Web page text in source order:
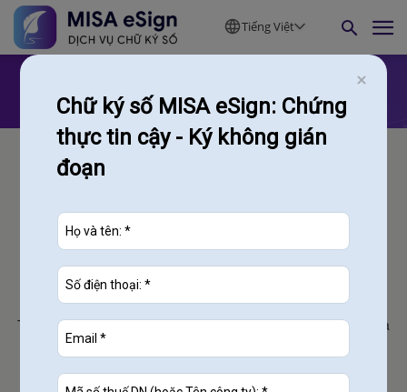
Tiếng Việt
CÔNG TY CỔ PHẦN MISA
Trụ sở chính:
Tầng 9 Tòa nhà Technosoft, phố Duy Tân, Phường Cầu Giấy,
Hà
contact@misa.com.vn
Chữ ký số MISA eSign: Chứng
thực tin cậy - Ký không gián
đoạn